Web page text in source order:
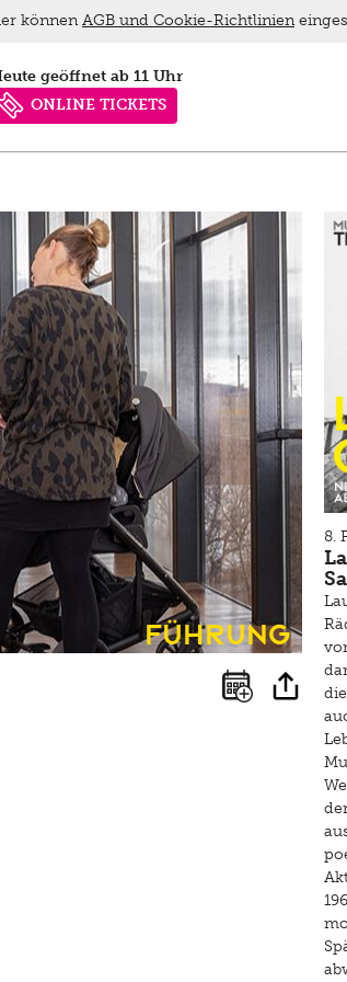
heute geöffnet ab 11 Uhr
ONLINE TICKETS
Führung
8.
könnenAGB und Cookie-Richtlinien